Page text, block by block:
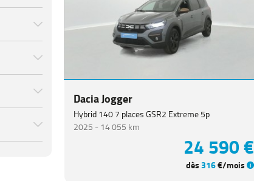
Dacia Jogger
Hybrid 140 7 places GSR2 Extreme 5p
2025 - 14 055 km
24 590 €
dès316€/mois